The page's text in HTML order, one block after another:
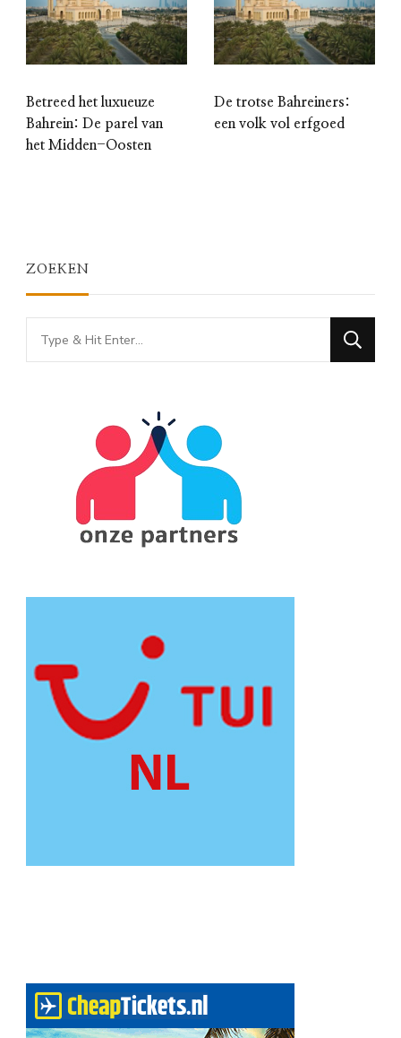
Betreed het luxueuze
Bahrein: De parel van
het Midden-Oosten
De trotse Bahreiners:
een volk vol erfgoed
ZOEKEN
Looking
for